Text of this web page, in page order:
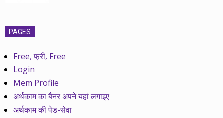
PAGES
Free, फ्री, Free
Login
Mem Profile
अर्थकाम का बैनर अपने यहां लगाइए
अर्थकाम की पेड-सेवा